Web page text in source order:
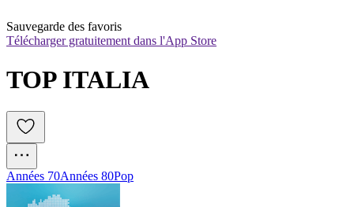
Sauvegarde des favoris
Télécharger gratuitement dans l'App Store
TOP ITALIA
Années 70Années 80Pop